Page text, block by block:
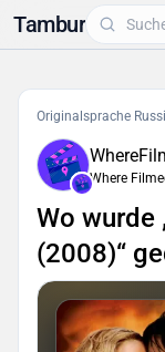
Tambur
Originalsprache
Where
Wo wurde
(2008)“